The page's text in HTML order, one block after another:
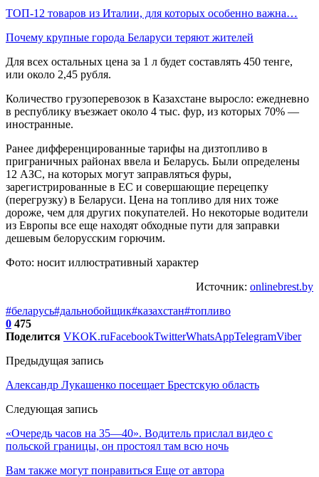
ТОП-12 товаров из Италии, для которых особенно важна…
Почему крупные города Беларуси теряют жителей
Для всех остальных цена за 1 л будет составлять 450 тенге,
или около 2,45 рубля.
Количество грузоперевозок в Казахстане выросло: ежедневно
в республику въезжает около 4 тыс. фур, из которых 70% —
иностранные.
Ранее дифференцированные тарифы на дизтопливо в
приграничных районах ввела и Беларусь. Были определены
12 АЗС, на которых могут заправляться фуры,
зарегистрированные в ЕС и совершающие перецепку
(перегрузку) в Беларуси. Цена на топливо для них тоже
дороже, чем для других покупателей. Но некоторые водители
из Европы все еще находят обходные пути для заправки
дешевым белорусским горючим.
Фото: носит иллюстративный характер
Источник: onlinebrest.by
#беларусь#дальнобойщик#казахстан#топливо
0 475
Поделится VKOK.ruFacebookTwitterWhatsAppTelegramViber
Предыдущая запись
Александр Лукашенко посещает Брестскую область
Следующая запись
«Очередь часов на 35—40». Водитель прислал видео с
польской границы, он простоял там всю ночь
Вам также могут понравиться Еще от автора